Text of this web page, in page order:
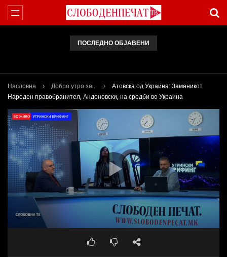
ПОСЛЕДНО ОБЈАВЕНИ
Насловна Добро утро за...
Атовска од Украина: Заменикот
Народен правобранител, Андоновски, на средби во Украина